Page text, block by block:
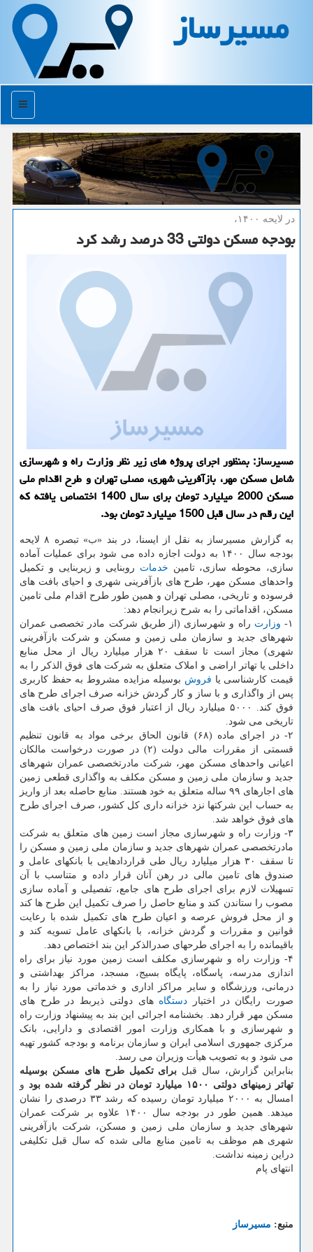
مسیرساز
منو
در لایحه ۱۴۰۰،
بودجه مسكن دولتی 33 درصد رشد كرد
مسیرساز: بمنظور اجرای پروژه های زیر نظر وزارت راه و شهرسازی
شامل مسكن مهر، بازآفرینی شهری، مصلی تهران و طرح اقدام ملی
مسكن 2000 میلیارد تومان برای سال 1400 اختصاص یافته كه
این رقم در سال قبل 1500 میلیارد تومان بود.
به گزارش مسیرساز به نقل از ایسنا، در بند «ب» تبصره ۸ لایحه
بودجه سال ۱۴۰۰ به ­دولت اجازه داده می شود برای عملیات آماده
سازی، محوطه سازی، تامین خدمات روبنایی و زیربنایی و تکمیل
واحدهای مسکن مهر، طرح های بازآفرینی شهری و احیای بافت های
فرسوده و تاریخی، مصلی تهران و همین طور طرح اقدام ملی تامین
مسکن، اقداماتی را به شرح زیرانجام دهد:
۱-
وزارت راه و شهرسازی (از طریق شرکت مادر تخصصی عمران
شهرهای جدید و سازمان ملی زمین و مسکن و شرکت بازآفرینی
شهری) مجاز است تا سقف ۲۰ هزار میلیارد ریال از محل منابع
داخلی یا تهاتر اراضی و املاک متعلق به شرکت های فوق الذکر را به
قیمت کارشناسی یا فروش بوسیله مزایده مشروط به حفظ کاربری
پس از واگذاری و با ساز و کار گردش خزانه صرف اجرای طرح های
فوق کند. ۵۰۰۰ میلیارد ریال از اعتبار فوق صرف احیای بافت های
تاریخی می شود.
۲- در اجرای ماده (۶۸) قانون الحاق برخی مواد به قانون تنظیم
قسمتی از مقررات مالی دولت (۲) در صورت درخواست مالکان
اعیانی واحدهای مسکن مهر، شرکت مادرتخصصی عمران شهرهای
جدید و سازمان ملی زمین و مسکن مکلف به واگذاری قطعی زمین
های اجارهای ۹۹ ساله متعلق به خود هستند. منابع حاصله بعد از واریز
به حساب این شرکتها نزد خزانه داری کل کشور، صرف اجرای طرح
های فوق خواهد شد.
۳- وزارت راه و شهرسازی مجاز است زمین های متعلق به شرکت
مادرتخصصی عمران شهرهای جدید و سازمان ملی زمین و مسکن را
تا سقف ۳۰ هزار میلیارد ریال طی قراردادهایی با بانکهای عامل و
صندوق های تامین مالی در رهن آنان قرار داده و متناسب با آن
تسهیلات لازم برای اجرای طرح های جامع، تفصیلی و آماده سازی
مصوب را ستاندن کند و منابع حاصل را صرف تکمیل این طرح ها کند
و از محل فروش عرصه و اعیان طرح های تکمیل شده با رعایت
قوانین و مقررات و گردش خزانه، با بانکهای عامل تسویه کند و
باقیمانده را به اجرای طرحهای صدرالذکر این بند اختصاص دهد.
۴- وزارت راه و شهرسازی مکلف است زمین مورد نیاز برای راه
اندازی مدرسه، پاسگاه، پایگاه بسیج، مسجد، مراکز بهداشتی و
درمانی، ورزشگاه و سایر مراکز اداری و خدماتی مورد نیاز را به
صورت رایگان در اختیار دستگاه های دولتی ذیربط در طرح های
مسکن مهر قرار دهد. بخشنامه اجرائی این بند به پیشنهاد وزارت راه
و شهرسازی و با همکاری وزارت امور اقتصادی و دارایی، بانک
مرکزی جمهوری اسلامی ایران و سازمان برنامه و بودجه کشور تهیه
می شود و به تصویب هیأت وزیران می رسد.
بنابراین گزارش، سال قبل برای تکمیل طرح های مسکن بوسیله
تهاتر زمینهای دولتی ۱۵۰۰ میلیارد تومان در نظر گرفته شده بود
و
امسال به ۲۰۰۰ میلیارد تومان رسیده که رشد ۳۳ درصدی را نشان
میدهد. همین طور در بودجه سال ۱۴۰۰ علاوه بر شرکت عمران
شهرهای جدید و سازمان ملی زمین و مسکن، شرکت بازآفرینی
شهری هم موظف به تامین منابع مالی شده که سال قبل تکلیفی
دراین زمینه نداشت.
انتهای پام
منبع: مسیرساز